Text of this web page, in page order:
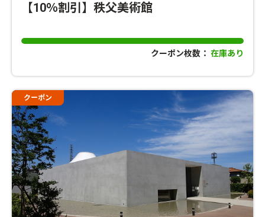
【10％割引】秩父美術館
クーポン枚数： 在庫あり
クーポン